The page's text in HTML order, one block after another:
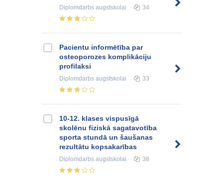
Diplomdarbs augstskolai 34
Pacientu informētība par
osteoporozes komplikāciju
profilaksi
Diplomdarbs augstskolai 33
10-12. klases vispusīgā
skolēnu fiziskā sagatavotība
sporta stundā un šaušanas
rezultātu kopsakarības
Diplomdarbs augstskolai 38